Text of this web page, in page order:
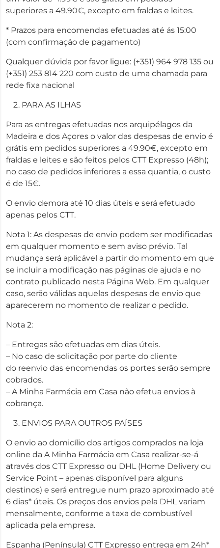
superiores a 49.90€, excepto em fraldas e leites.
* Prazos para encomendas efetuadas até ás 15:00
(com confirmação de pagamento)
Qualquer dúvida por favor ligue: (+351) 964 978 135 ou
(+351) 253 814 220 com custo de uma chamada para
rede fixa nacional
PARA AS ILHAS
Para as entregas efetuadas nos arquipélagos da
Madeira e dos Açores o valor das despesas de envio é
grátis em pedidos superiores a 49.90€, excepto em
fraldas e leites e são feitos pelos CTT Expresso (48h);
no caso de pedidos inferiores a essa quantia, o custo
é de 15€.
O envio demora até 10 dias úteis e será efetuado
apenas pelos CTT.
Nota 1: As despesas de envio podem ser modificadas
em qualquer momento e sem aviso prévio. Tal
mudança será aplicável a partir do momento em que
se incluir a modificação nas páginas de ajuda e no
contrato publicado nesta Página Web. Em qualquer
caso, serão válidas aquelas despesas de envio que
aparecerem no momento de realizar o pedido.
Nota 2:
– Entregas são efetuadas em dias úteis.
– No caso de solicitação por parte do cliente
do reenvio das encomendas os portes serão sempre
cobrados.
– A Minha Farmácia em Casa não efetua envios à
cobrança.
ENVIOS PARA OUTROS PAÍSES
O envio ao domicílio dos artigos comprados na loja
online da A Minha Farmácia em Casa realizar-se-á
através dos CTT Expresso ou DHL (Home Delivery ou
Service Point – apenas disponível para alguns
destinos) e será entregue num prazo aproximado até
6 dias* úteis. Os preços dos envios pela DHL variam
mensalmente, conforme a taxa de combustível
aplicada pela empresa.
Espanha (Península) CTT Expresso entrega em 24h*